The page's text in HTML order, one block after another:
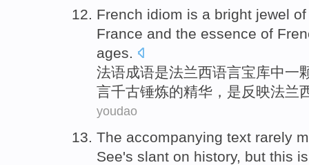
French idiom is a bright jewel of
France and the essence of
ages.
法语成语是法兰西语言宝库中一
言千古锤炼的精华 ，是反映法兰
youdao
The accompanying text rarely
See's slant on history, but this